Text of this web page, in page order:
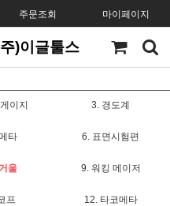
주문조회 마이페이지
)이글툴스
이지 3. 경도계
타 6. 표면시험편
울 9. 워킹 메이저
프 12. 타코메타